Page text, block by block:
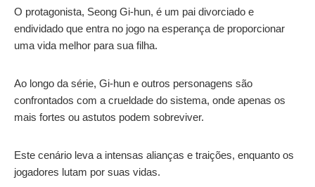
O protagonista, Seong Gi-hun, é um pai divorciado e
endividado que entra no jogo na esperança de proporcionar
uma vida melhor para sua filha.
Ao longo da série, Gi-hun e outros personagens são
confrontados com a crueldade do sistema, onde apenas os
mais fortes ou astutos podem sobreviver.
Este cenário leva a intensas alianças e traições, enquanto os
jogadores lutam por suas vidas.